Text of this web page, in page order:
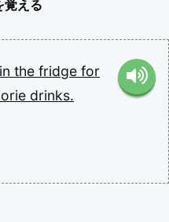
覚える
in the fridge for
drinks.